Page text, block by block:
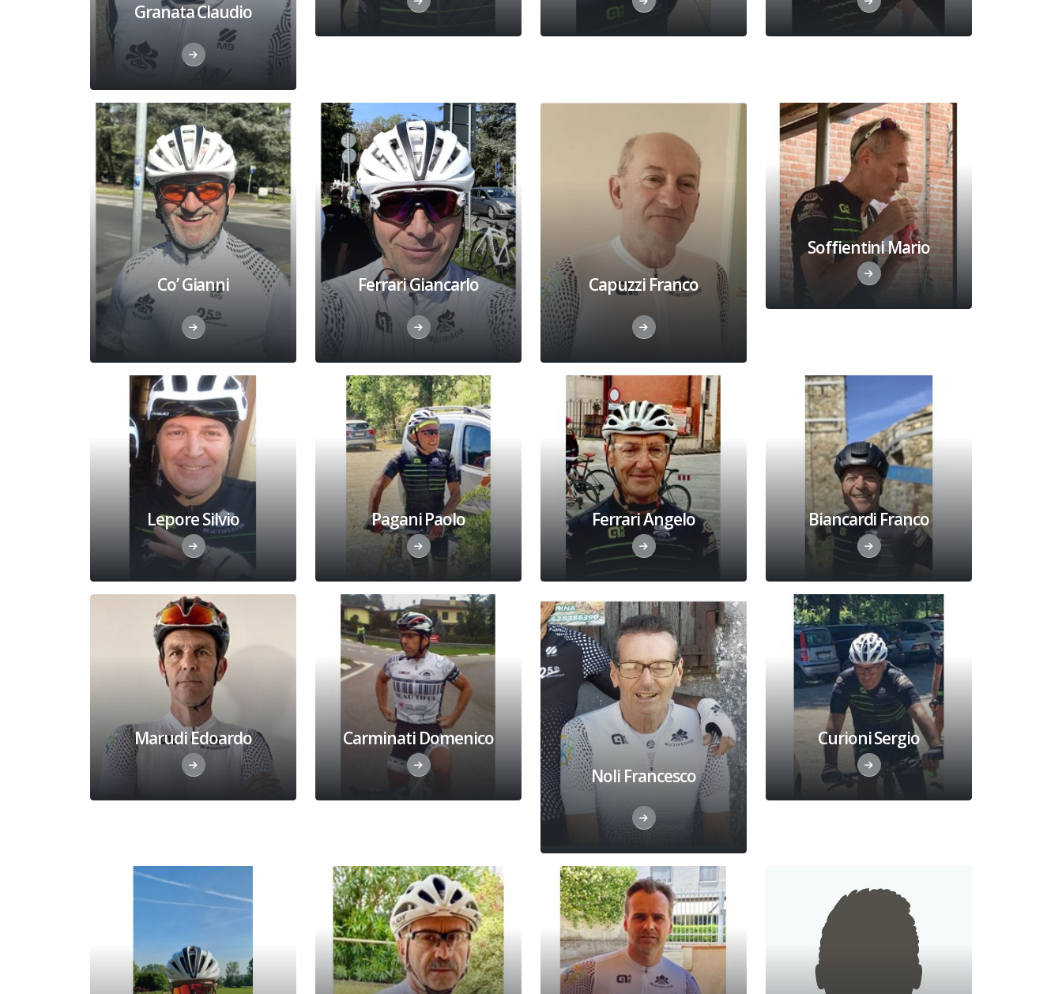
Granata Claudio
Co’ Gianni Ferrari Giancarlo Capuzzi Franco
Soffientini Mario
Lepore Silvio Pagani Paolo Ferrari Angelo Biancardi Franco
Marudi Edoardo
Carminati Domenico
Noli Francesco
Curioni Sergio